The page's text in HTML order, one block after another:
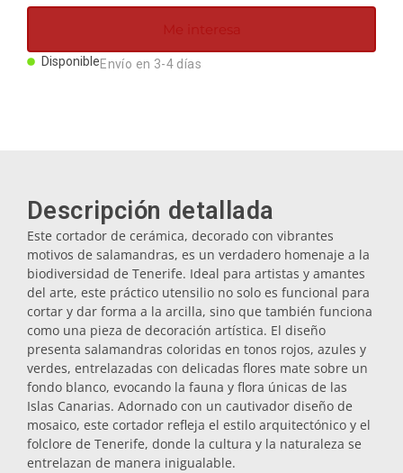
Posavasos
Tapones
Aceiteras
Salvamanteles
Vasos
Me interesa
DisponibleEnvío en 3-4 días
Descripción detallada
Este cortador de cerámica, decorado con vibrantes
motivos de salamandras, es un verdadero homenaje a la
biodiversidad de Tenerife. Ideal para artistas y amantes
del arte, este práctico utensilio no solo es funcional para
cortar y dar forma a la arcilla, sino que también funciona
como una pieza de decoración artística. El diseño
presenta salamandras coloridas en tonos rojos, azules y
verdes, entrelazadas con delicadas flores mate sobre un
fondo blanco, evocando la fauna y flora únicas de las
Islas Canarias. Adornado con un cautivador diseño de
mosaico, este cortador refleja el estilo arquitectónico y el
folclore de Tenerife, donde la cultura y la naturaleza se
entrelazan de manera inigualable.